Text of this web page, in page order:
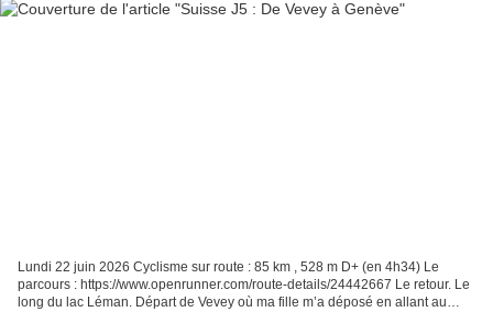
Lundi 22 juin 2026 Cyclisme sur route : 85 km , 528 m D+ (en 4h34) Le
parcours : https://www.openrunner.com/route-details/24442667 Le retour. Le
long du lac Léman. Départ de Vevey où ma fille m’a déposé en allant au